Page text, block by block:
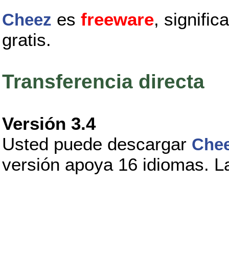
Cheez es freeware,
gratis.
Transferencia directa
Versión 3.4
Usted puede descargar
versión apoya 16 idiomas.